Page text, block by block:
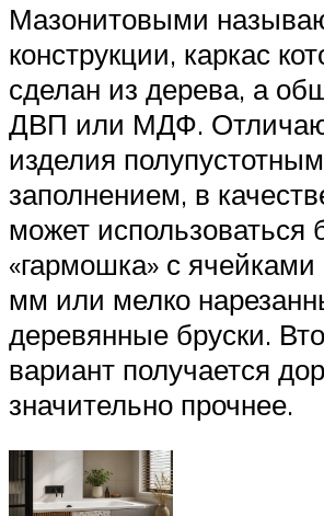
Мазонитовыми
конструкции, каркас
сделан из дерева, а
ДВП или МДФ.
изделия полупустотным
заполнением, в
может использоваться
«гармошка» с
мм или мелко
деревянные бруски.
вариант получается
значительно прочнее.